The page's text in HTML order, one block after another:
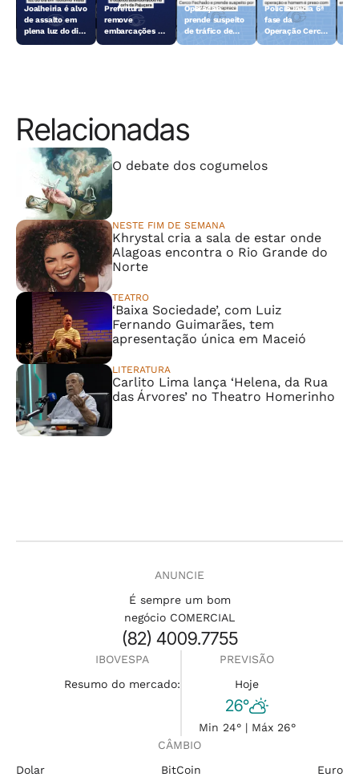
Joalheiria é alvo
de assalto em
plena luz do dia
Prefeitura
remove
embarcações e
Operação
prende suspeito
de tráfico de
Polícia inicia 6ª
fase da
Operação Cerco
Relacionadas
O debate dos cogumelos
NESTE FIM DE SEMANA
Khrystal cria a sala de estar onde
Alagoas encontra o Rio Grande do
Norte
TEATRO
‘Baixa Sociedade’, com Luiz
Fernando Guimarães, tem
apresentação única em Maceió
LITERATURA
Carlito Lima lança ‘Helena, da Rua
das Árvores’ no Theatro Homerinho
ANUNCIE
É sempre um bom
negócio COMERCIAL
(82) 4009.7755
IBOVESPA
Resumo do mercado:
PREVISÃO
Hoje
26°
Min 24° | Máx 26°
CÂMBIO
Dolar
BitCoin Euro